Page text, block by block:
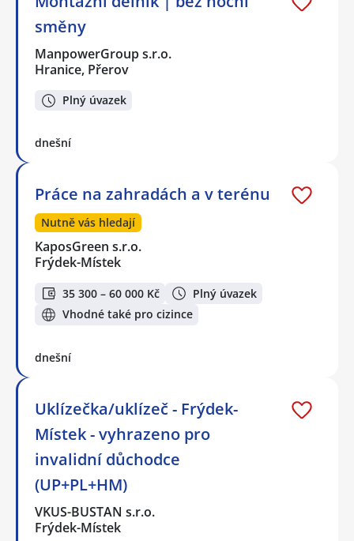
směny
ManpowerGroup s.r.o.
Hranice, Přerov
Plný úvazek
dnešní
Práce na zahradách a v terénu
Nutně vás hledají
KaposGreen s.r.o.
Frýdek-Místek
35 300 – 60 000 Kč
Plný úvazek
Vhodné také pro cizince
dnešní
Uklízečka/uklízeč - Frýdek-
Místek - vyhrazeno pro
invalidní důchodce
(UP+PL+HM)
VKUS-BUSTAN s.r.o.
Frýdek-Místek